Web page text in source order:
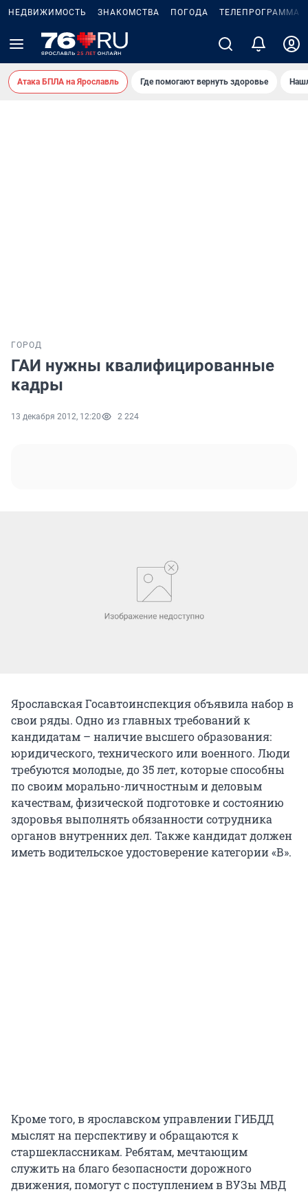
НЕДВИЖИМОСТЬ ЗНАКОМСТВА ПОГОДА ТЕЛЕПРОГРАММА
Атака БПЛА на Ярославль Где помогают вернуть здоровье
ГОРОД
ГАИ нужны квалифицированные
кадры
13 декабря 2012, 12:20 2 224
Ярославская Госавтоинспекция объявила набор в
свои ряды. Одно из главных требований к
кандидатам – наличие высшего образования:
юридического, технического или военного. Люди
требуются молодые, до 35 лет, которые способны
по своим морально-личностным и деловым
качествам, физической подготовке и состоянию
здоровья выполнять обязанности сотрудника
органов внутренних дел. Также кандидат должен
иметь водительское удостоверение категории «В».
Кроме того, в ярославском управлении ГИБДД
мыслят на перспективу и обращаются к
старшеклассникам. Ребятам, мечтающим
служить на благо безопасности дорожного
движения, помогут с поступлением в ВУЗы МВД